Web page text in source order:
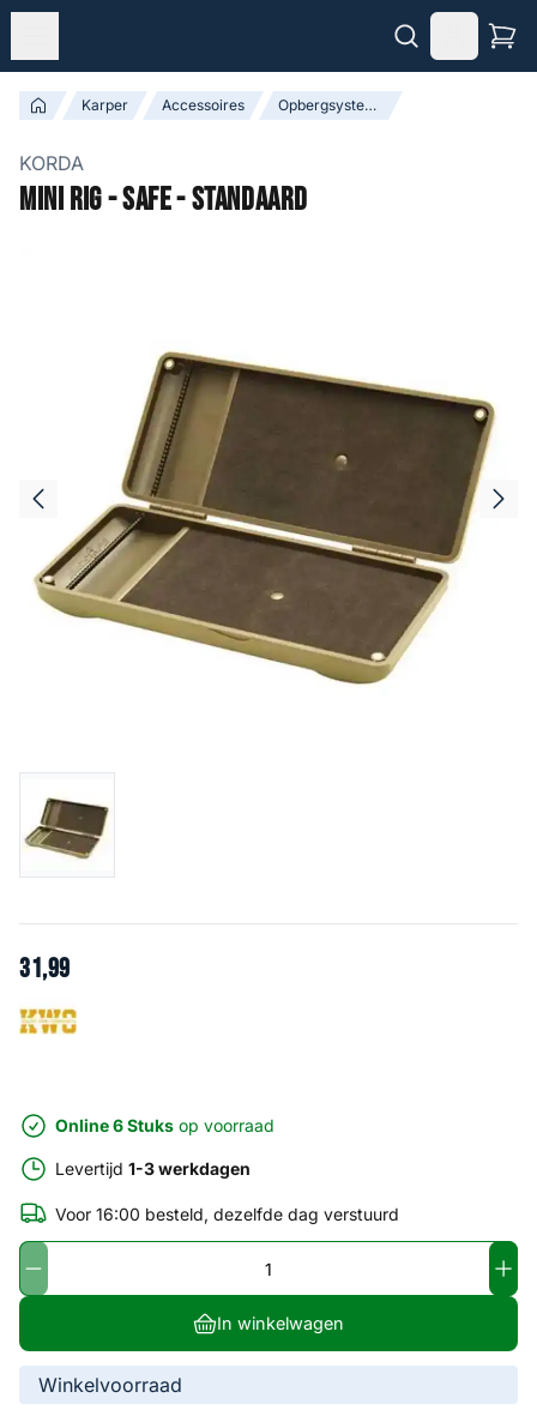
Karper Accessoires Opbergsystemen
KORDA
Mini Rig - Safe - Standaard
31,99
Online 6 Stuks op voorraad
Levertijd 1-3 werkdagen
Voor 16:00 besteld, dezelfde dag verstuurd
In winkelwagen
Winkelvoorraad